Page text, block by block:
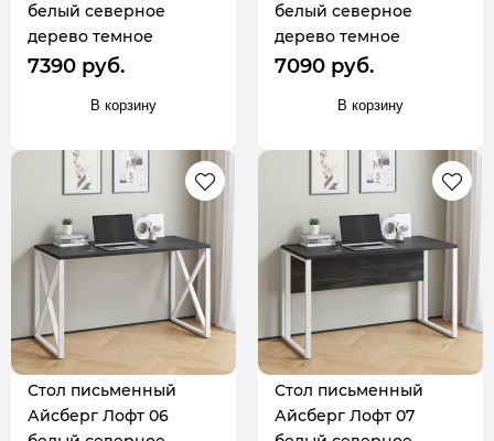
белый северное
дерево темное
7390 руб.
В корзину
белый северное
дерево темное
7090 руб.
В корзину
Стол письменный
Айсберг Лофт 06
Стол письменный
Айсберг Лофт 07